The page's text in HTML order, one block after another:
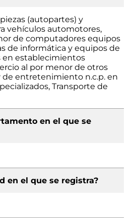
(autopartes) y
vehículos automotores,
de computadores equipos
de informática y equipos de
establecimientos
al por menor de otros
de entretenimiento n.c.p. en
Transporte de
en el que se
en el que se registra?